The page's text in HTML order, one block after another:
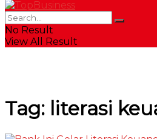
No Result
View All Result
Tag: literasi